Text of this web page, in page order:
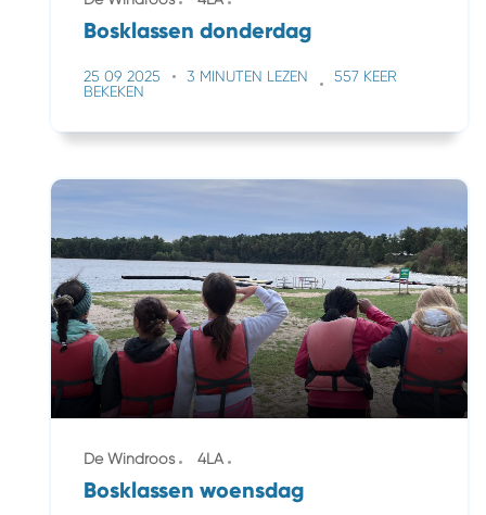
Bosklassen donderdag
25 09 2025 3 MINUTEN LEZEN
557 KEER
BEKEKEN
De Windroos 4LA
Bosklassen woensdag